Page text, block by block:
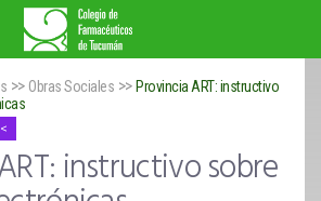
>> Obras Sociales >> Provincia ART: instructivo
instructivo sobre